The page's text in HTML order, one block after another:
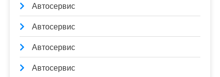
Автосервис
Автосервис
Автосервис
Автосервис